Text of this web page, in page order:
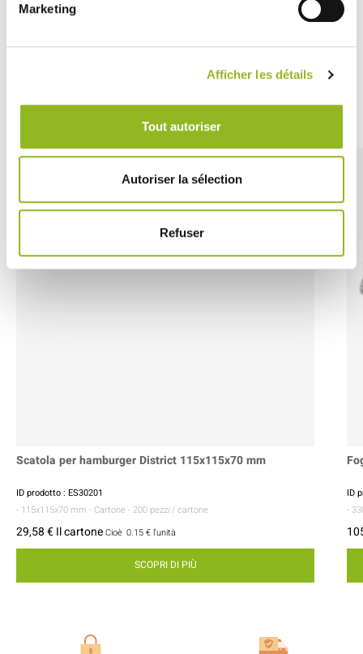
Marketing
Afficher les détails
Tout autoriser
Autoriser la sélection
Refuser
un tocco di sostenibilità alla vostra attività oggi stesso.
Découvrez aussi
Scatola per hamburger District 115x115x70 mm
ID prodotto : ES30201
- 115x115x70 mm - Cartone - 200 pezzi / cartone
29,58 € Il cartoneCioè 0.15 € l'unità
SCOPRI DI PIÙ
ID
-